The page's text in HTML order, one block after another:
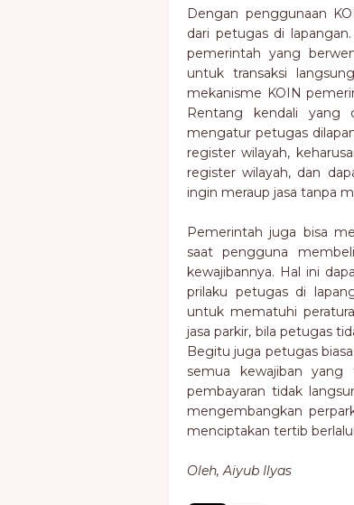
Dengan penggunaan
dari petugas di
pemerintah yang
untuk transaksi
mekanisme KOIN
Rentang kendali yang
mengatur petugas
register wilayah,
register wilayah, dan
ingin meraup jasa tanpa
Pemerintah juga bisa
saat pengguna
kewajibannya. Hal ini
prilaku petugas di
untuk mematuhi
jasa parkir, bila petugas
Begitu juga petugas
semua kewajiban
pembayaran tidak
mengembangkan
menciptakan tertib
Oleh, Aiyub Ilyas